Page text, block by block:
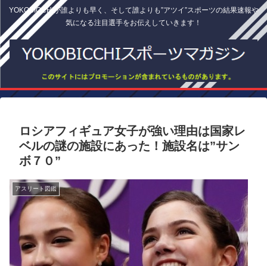
YOKOBICCHIが誰よりも早く、そして誰よりも”アツイ”スポーツの結果速報や
気になる注目選手をお伝えしていきます！
ロシアフィギュア女子が強い理由は国家レ
ベルの謎の施設にあった！施設名は”サン
ボ７０”
アスリート図鑑